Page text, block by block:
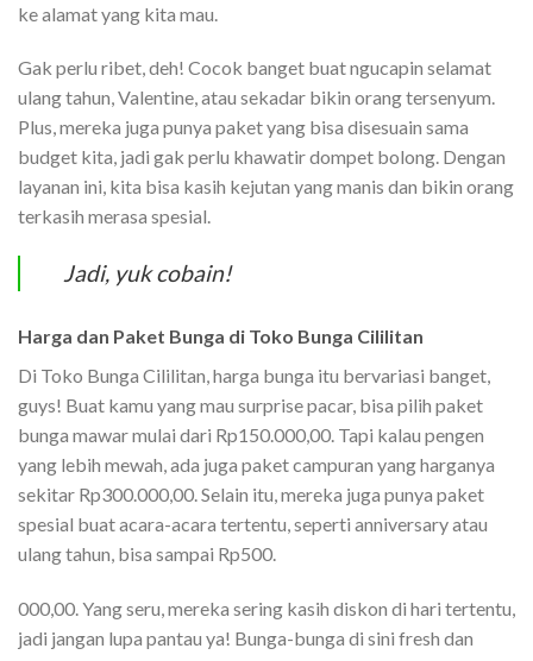
ke alamat yang kita mau.
Gak perlu ribet, deh! Cocok banget buat ngucapin selamat
ulang tahun, Valentine, atau sekadar bikin orang tersenyum.
Plus, mereka juga punya paket yang bisa disesuain sama
budget kita, jadi gak perlu khawatir dompet bolong. Dengan
layanan ini, kita bisa kasih kejutan yang manis dan bikin orang
terkasih merasa spesial.
Jadi, yuk cobain!
Harga dan Paket Bunga di Toko Bunga Cililitan
Di Toko Bunga Cililitan, harga bunga itu bervariasi banget,
guys! Buat kamu yang mau surprise pacar, bisa pilih paket
bunga mawar mulai dari Rp150.000,00. Tapi kalau pengen
yang lebih mewah, ada juga paket campuran yang harganya
sekitar Rp300.000,00. Selain itu, mereka juga punya paket
spesial buat acara-acara tertentu, seperti anniversary atau
ulang tahun, bisa sampai Rp500.
000,00. Yang seru, mereka sering kasih diskon di hari tertentu,
jadi jangan lupa pantau ya! Bunga-bunga di sini fresh dan